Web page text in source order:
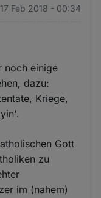
Feb 2018 - 00:34
noch einige
dazu:
Kriege,
Gott
zu
im (nahem)